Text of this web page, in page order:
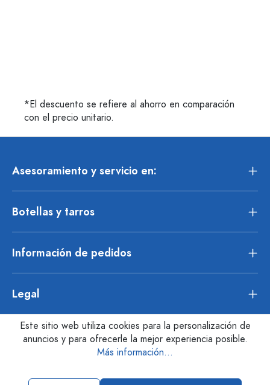
*El descuento se refiere al ahorro en comparación
con el precio unitario.
Asesoramiento y servicio en:
Botellas y tarros
Información de pedidos
Legal
Este sitio web utiliza cookies para la personalización de
anuncios y para ofrecerle la mejor experiencia posible.
Más información...